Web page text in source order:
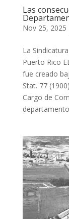
Las
Nov 25, 2025
La
Puerto Rico
fue creado
Stat. 77
Cargo de